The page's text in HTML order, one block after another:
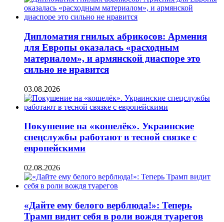
Дипломатия гнилых абрикосов: Армения
для Европы оказалась «расходным
материалом», и армянской диаспоре это
сильно не нравится
03.08.2026
Покушение на «кошелёк». Украинские
спецслужбы работают в тесной связке с
европейскими
02.08.2026
«Дайте ему белого верблюда!»: Теперь
Трамп видит себя в роли вождя туарегов